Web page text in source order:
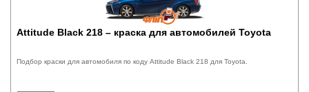
Attitude Black 218 – краска для автомобилей Toyota
Подбор краски для автомобиля по коду Attitude Black 218 для Toyota.